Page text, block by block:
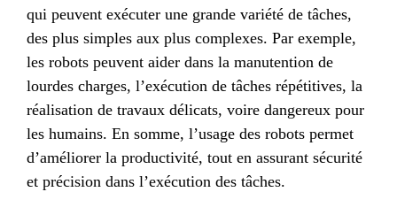
qui peuvent exécuter une grande variété de tâches,
des plus simples aux plus complexes. Par exemple,
les robots peuvent aider dans la manutention de
lourdes charges, l’exécution de tâches répétitives, la
réalisation de travaux délicats, voire dangereux pour
les humains. En somme, l’usage des robots permet
d’améliorer la productivité, tout en assurant sécurité
et précision dans l’exécution des tâches.